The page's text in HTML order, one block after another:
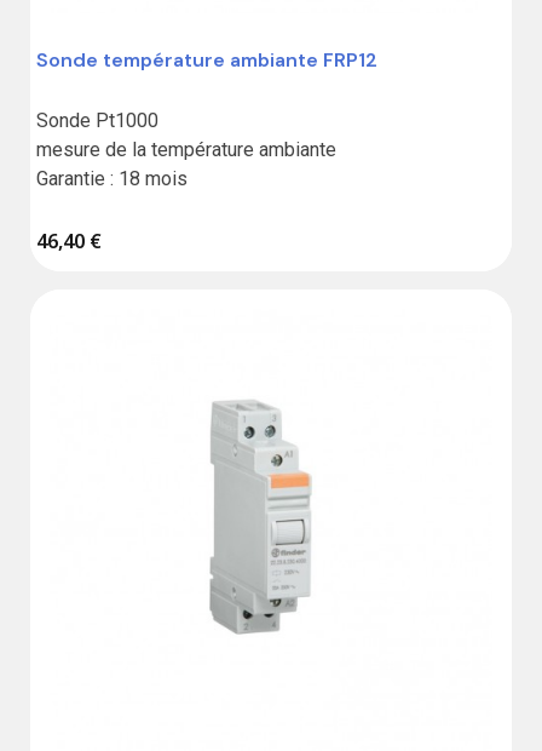
Sonde température ambiante FRP12
Sonde Pt1000
mesure de la température ambiante
Garantie : 18 mois
46,40 €